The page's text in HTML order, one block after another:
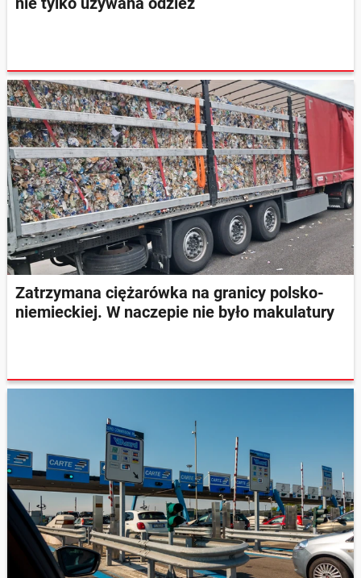
Zatrzymana ciężarówka na granicy polsko-
niemieckiej. W naczepie nie było makulatury